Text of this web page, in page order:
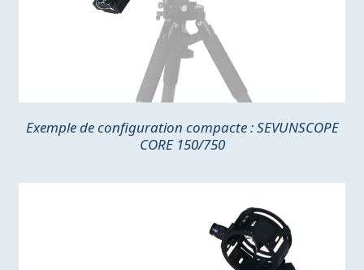
Exemple de configuration compacte : SEVUNSCOPE
CORE 150/750